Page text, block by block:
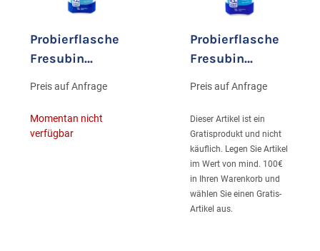
Probierflasche
Fresubin
Drink Erdbeere
1x200ml
Preis auf Anfrage
Momentan nicht
verfügbar
Probierflasche
Fresubin
Drink Karamell
1x200ml
Preis auf Anfrage
Dieser Artikel ist ein
Gratisprodukt und nicht
käuflich. Legen Sie Artikel
im Wert von mind. 100€
in Ihren Warenkorb und
wählen Sie einen Gratis-
Artikel aus.